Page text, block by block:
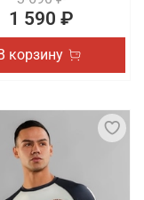
1 590 ₽
корзину